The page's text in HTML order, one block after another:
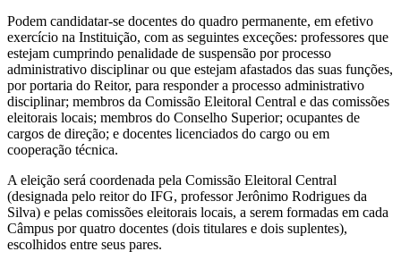
Podem candidatar-se docentes do quadro permanente, em efetivo
exercício na Instituição, com as seguintes exceções: professores que
estejam cumprindo penalidade de suspensão por processo
administrativo disciplinar ou que estejam afastados das suas funções,
por portaria do Reitor, para responder a processo administrativo
disciplinar; membros da Comissão Eleitoral Central e das comissões
eleitorais locais; membros do Conselho Superior; ocupantes de
cargos de direção; e docentes licenciados do cargo ou em
cooperação técnica.
A eleição será coordenada pela Comissão Eleitoral Central
(designada pelo reitor do IFG, professor Jerônimo Rodrigues da
Silva) e pelas comissões eleitorais locais, a serem formadas em cada
Câmpus por quatro docentes (dois titulares e dois suplentes),
escolhidos entre seus pares.